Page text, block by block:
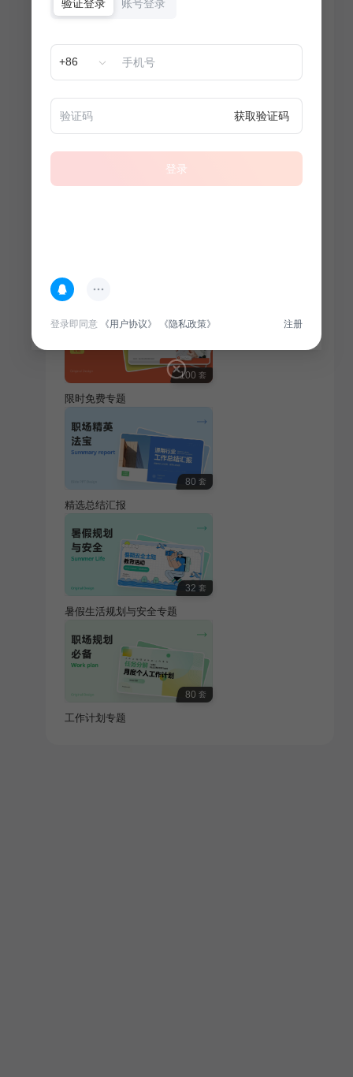
热门专题
100 套
限时免费专题
80 套
精选总结汇报
32 套
暑假生活规划与安全专题
80 套
工作计划专题
验证登录 账号登录
+86
获取验证码
登录
登录即同意 《用户协议》 《隐私政策》 注册